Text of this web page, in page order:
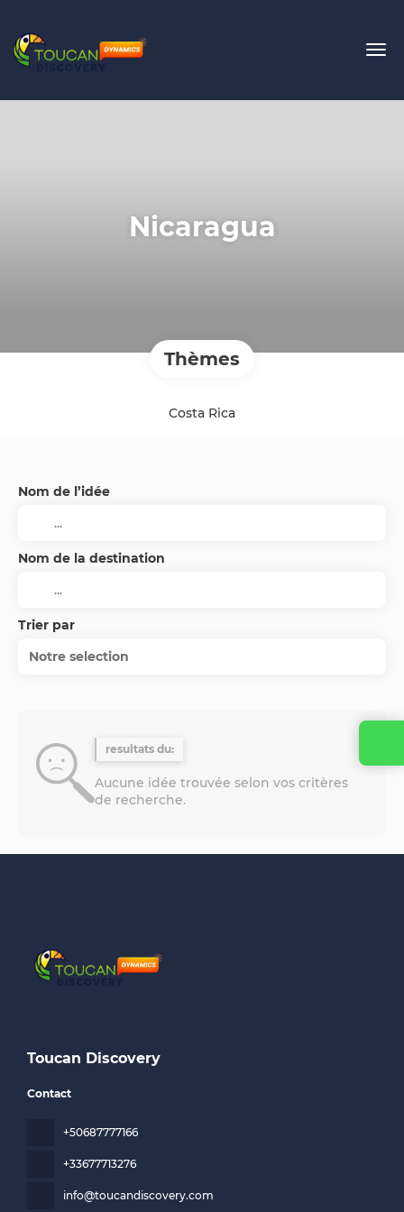
Nicaragua
Thèmes
Costa Rica
Nom de l’idée
Nom de la destination
Trier par
Notre selection
resultats du:
Aucune idée trouvée selon vos critères
de recherche.
Toucan Discovery
Contact
+50687777166
+33677713276
info@toucandiscovery.com